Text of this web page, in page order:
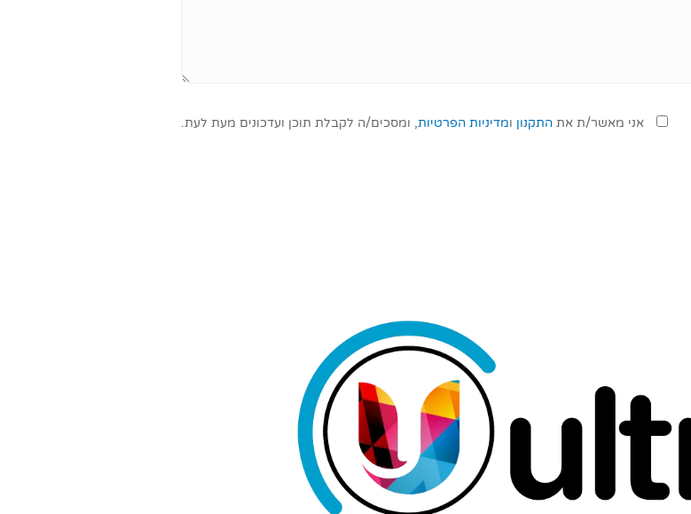
אני מאשר/ת את התקנון ומדיניות הפרטיות, ומסכים/ה לקבלת תוכן ועדכונים מעת לעת.